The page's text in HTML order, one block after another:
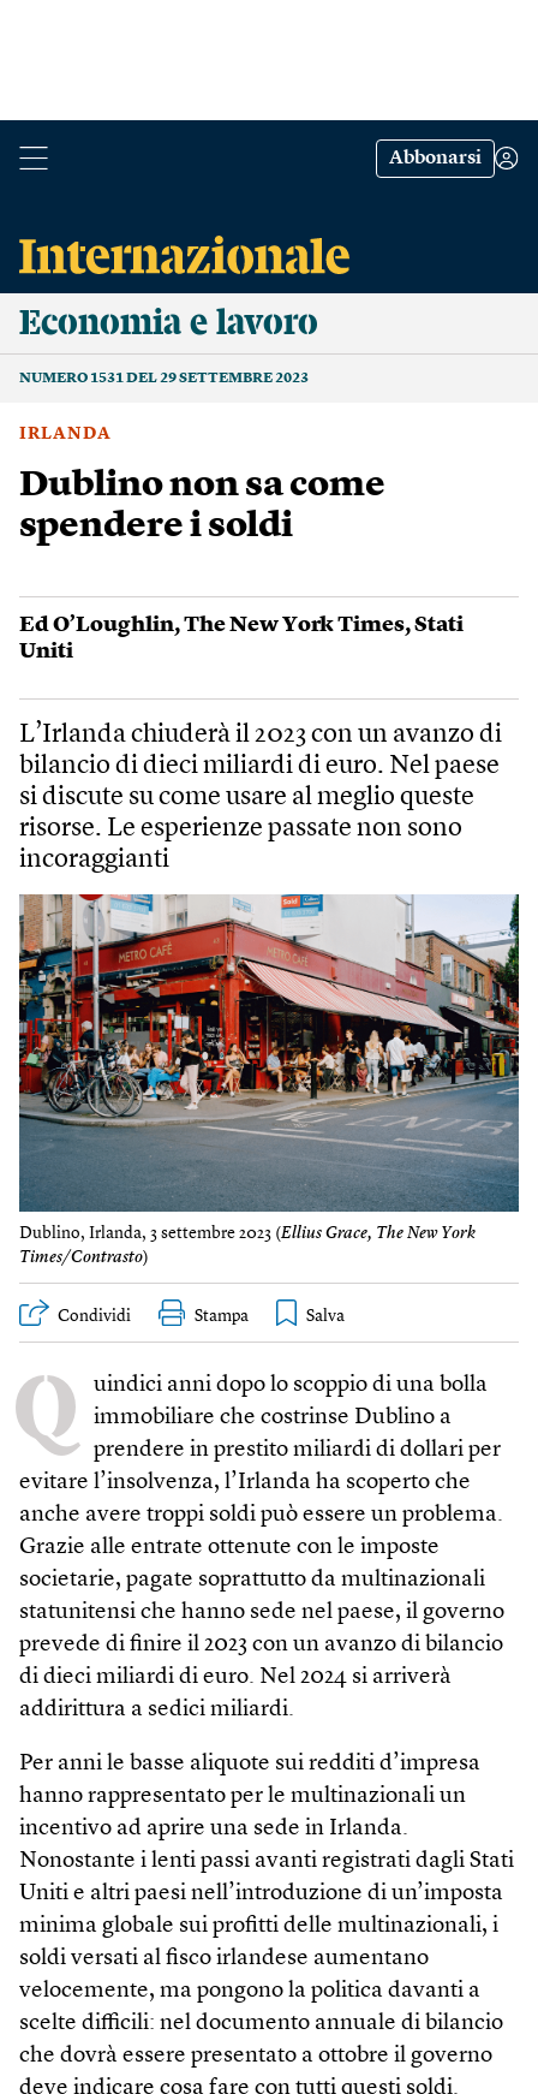
Abbonarsi
Economia e lavoro
NUMERO 1531 DEL 29 SETTEMBRE 2023
IRLANDA
Dublino non sa come
spendere i soldi
Ed O’Loughlin,The New York Times,Stati
Uniti
L’Irlanda chiuderà il 2023 con un avanzo di
bilancio di dieci miliardi di euro. Nel paese
si discute su come usare al meglio queste
risorse. Le esperienze passate non sono
incoraggianti
Dublino, Irlanda, 3 settembre 2023 (Ellius Grace, The New York
Times/Contrasto)
Condividi Stampa
Q uindici anni dopo lo scoppio di una bolla
immobiliare che costrinse Dublino a
prendere in prestito miliardi di dollari per
evitare l’insolvenza, l’Irlanda ha scoperto che
anche avere troppi soldi può essere un problema.
Grazie alle entrate ottenute con le imposte
societarie, pagate soprattutto da multinazionali
statunitensi che hanno sede nel paese, il governo
prevede di finire il 2023 con un avanzo di bilancio
di dieci miliardi di euro. Nel 2024 si arriverà
addirittura a sedici miliardi.
Per anni le basse aliquote sui redditi d’impresa
hanno rappresentato per le multinazionali un
incentivo ad aprire una sede in Irlanda.
Nonostante i lenti passi avanti registrati dagli Stati
Uniti e altri paesi nell’introduzione di un’imposta
minima globale sui profitti delle multinazionali, i
soldi versati al fisco irlandese aumentano
velocemente, ma pongono la politica davanti a
scelte difficili: nel documento annuale di bilancio
che dovrà essere presentato a ottobre il governo
deve indicare cosa fare con tutti questi soldi.